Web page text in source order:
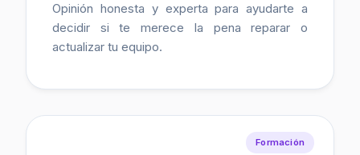
Opinión honesta y experta para ayudarte a
decidir si te merece la pena reparar o
actualizar tu equipo.
Formación